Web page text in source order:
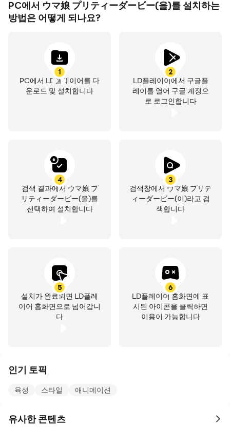
◆公式サイト
https://umamusume.jp/
PC에서 ウマ娘 プリティーダービー(을)를 설치하는
방법은 어떻게 되나요?
1
PC에서 LD플레이어를 다
운로드 및 설치합니다
2
LD플레이이에서 구글플
레이를 열어 구글 계정으
로 로그인합니다
3
검색창에서 ウマ娘 プリテ
ィーダービー(이)라고 검
색합니다
4
검색 결과에서 ウマ娘 プ
リティーダービー(을)를
선택하여 설치합니다
5
설치가 완료되면 LD플레
이어 홈화면으로 넘어갑니
다
6
LD플레이어 홈화면에 표
시된 아이콘을 클릭하면
이용이 가능합니다
인기 토픽
육성 스타일 애니메이션
유사한 콘텐츠 to